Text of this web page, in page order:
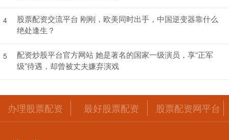
4
股票配资交流平台 刚刚，欧美同时出手，中国逆变器靠什么
绝处逢生？
5
配资炒股平台官方网站 她是著名的国家一级演员，享“正军
级”待遇，却曾被丈夫嫌弃演戏
办理股票配资 最好股票配资 股票配资网平台